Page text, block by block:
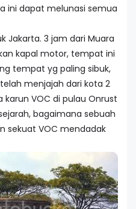
ini dapat melunasi semua
Jakarta. 3 jam dari Muara
kapal motor, tempat ini
tempat yg paling sibuk,
menjajah dari kota 2
karun VOC di pulau Onrust
bagaimana sebuah
sekuat VOC mendadak